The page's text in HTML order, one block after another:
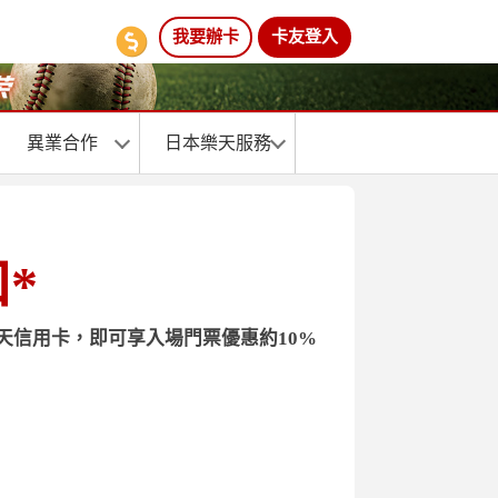
卡友登入
我要辦卡
異業合作 日本樂天服務
*
信用卡，即可享入場門票優惠約10%